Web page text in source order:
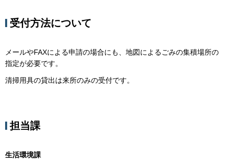
受付方法について
メールやFAXによる申請の場合にも、地図によるごみの集積場所の
指定が必要です。
清掃用具の貸出は来所のみの受付です。
担当課
生活環境課